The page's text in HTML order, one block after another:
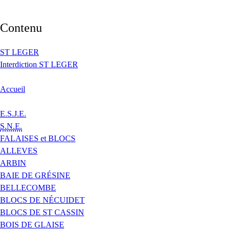
Contenu
ST LEGER
Interdiction ST LEGER
Accueil
E.S.J.E.
S.N.E.
FALAISES et BLOCS
ALLEVES
ARBIN
BAIE DE GRÉSINE
BELLECOMBE
BLOCS DE NÉCUIDET
BLOCS DE ST CASSIN
BOIS DE GLAISE